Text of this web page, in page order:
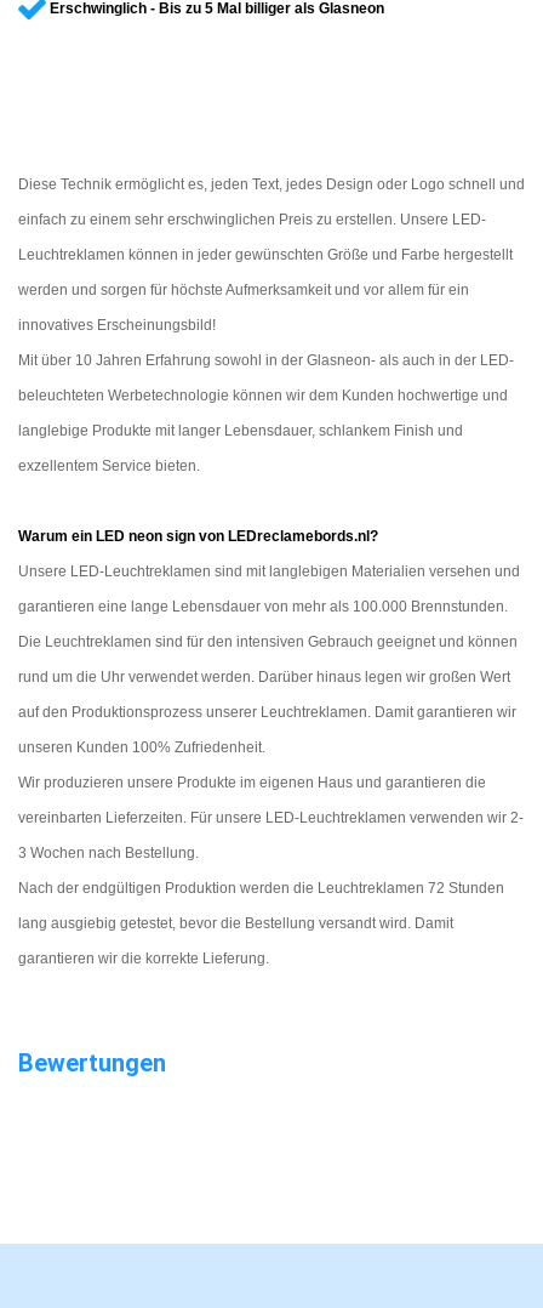
Erschwinglich - Bis zu 5 Mal billiger als Glasneon
Diese Technik ermöglicht es, jeden Text, jedes Design oder Logo schnell und
einfach zu einem sehr erschwinglichen Preis zu erstellen. Unsere LED-
Leuchtreklamen können in jeder gewünschten Größe und Farbe hergestellt
werden und sorgen für höchste Aufmerksamkeit und vor allem für ein
innovatives Erscheinungsbild!
Mit über 10 Jahren Erfahrung sowohl in der Glasneon- als auch in der LED-
beleuchteten Werbetechnologie können wir dem Kunden hochwertige und
langlebige Produkte mit langer Lebensdauer, schlankem Finish und
exzellentem Service bieten.
Warum ein LED neon sign von LEDreclamebords.nl?
Unsere LED-Leuchtreklamen sind mit langlebigen Materialien versehen und
garantieren eine lange Lebensdauer von mehr als 100.000 Brennstunden.
Die Leuchtreklamen sind für den intensiven Gebrauch geeignet und können
rund um die Uhr verwendet werden. Darüber hinaus legen wir großen Wert
auf den Produktionsprozess unserer Leuchtreklamen. Damit garantieren wir
unseren Kunden 100% Zufriedenheit.
Wir produzieren unsere Produkte im eigenen Haus und garantieren die
vereinbarten Lieferzeiten. Für unsere LED-Leuchtreklamen verwenden wir 2-
3 Wochen nach Bestellung.
Nach der endgültigen Produktion werden die Leuchtreklamen 72 Stunden
lang ausgiebig getestet, bevor die Bestellung versandt wird. Damit
garantieren wir die korrekte Lieferung.
Bewertungen